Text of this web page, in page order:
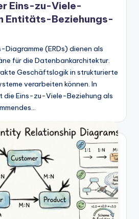
Eins-zu-Viele-
Entitäts-Beziehungs-
(ERDs) dienen als
für die Datenbankarchitektur.
Geschäftslogik in strukturierte
verarbeiten können. In
die Eins-zu-Viele-Beziehung als